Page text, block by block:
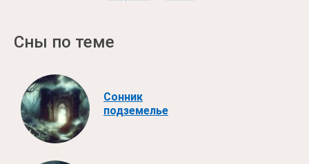
Сны по теме
Сонник
подземелье